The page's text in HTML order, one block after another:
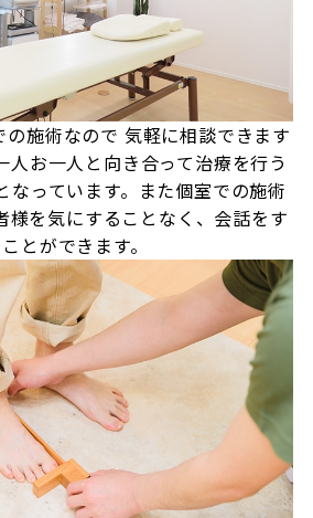
の施術なので 気軽に相談できます
人お一人と向き合って治療を行う
なっています。また個室での施術
様を気にすることなく、会話をす
とができます。